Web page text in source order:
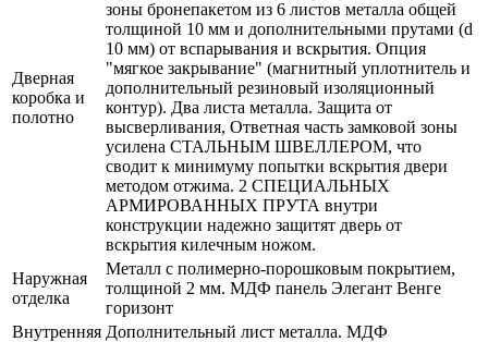
Дверная
коробка и
полотно
зоны бронепакетом из 6 листов металла общей
толщиной 10 мм и дополнительными прутами (d
10 мм) от вспарывания и вскрытия. Опция
"мягкое закрывание" (магнитный уплотнитель и
дополнительный резиновый изоляционный
контур). Два листа металла. Защита от
высверливания, Ответная часть замковой зоны
усилена СТАЛЬНЫМ ШВЕЛЛЕРОМ, что
сводит к минимуму попытки вскрытия двери
методом отжима. 2 СПЕЦИАЛЬНЫХ
АРМИРОВАННЫХ ПРУТА внутри
конструкции надежно защитят дверь от
вскрытия килечным ножом.
Наружная
отделка
Металл с полимерно-порошковым покрытием,
толщиной 2 мм. МДФ панель Элегант Венге
горизонт
Внутренняя Дополнительный лист металла. МДФ